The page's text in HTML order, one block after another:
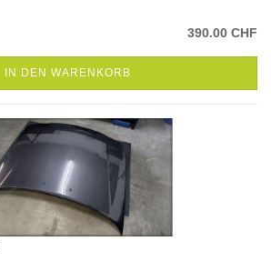
390.00 CHF
IN DEN WARENKORB